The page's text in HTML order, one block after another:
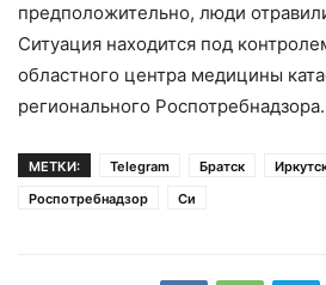
предположительно, люди
Ситуация находится под
областного центра медицины
регионального Роспотребнадзора.
МЕТКИ: Telegram Братск
Роспотребнадзор
Си